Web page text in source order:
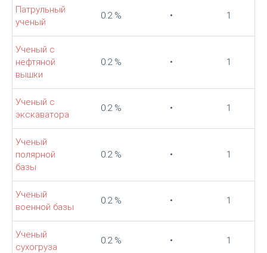
Патрульный
ученый
0.2 % • 1
Ученый с
нефтяной
вышки
0.2 % • 1
Ученый с
экскаватора
0.2 % • 1
Ученый
полярной
базы
0.2 % • 1
Ученый
военной базы
0.2 % • 1
Ученый
сухогруза
0.2 % • 1